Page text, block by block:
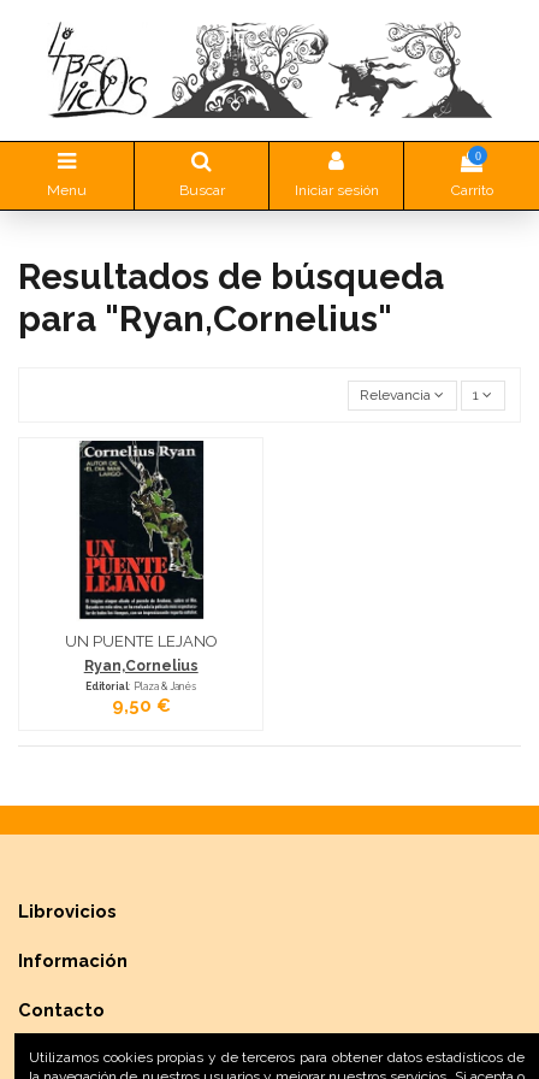
Menu Buscar Iniciar sesión
0
Carrito
Resultados de búsqueda
para "Ryan,Cornelius"
Relevancia 1
UN PUENTE LEJANO
Ryan,Cornelius
Editorial: Plaza & Janés
9,50 €
Librovicios
Información
Contacto
Utilizamos cookies propias y de terceros para obtener datos estadísticos de